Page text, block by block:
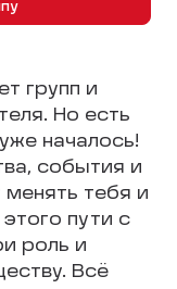
групп и
Но есть
началось!
события и
тебя и
пути с
роль и
Всё